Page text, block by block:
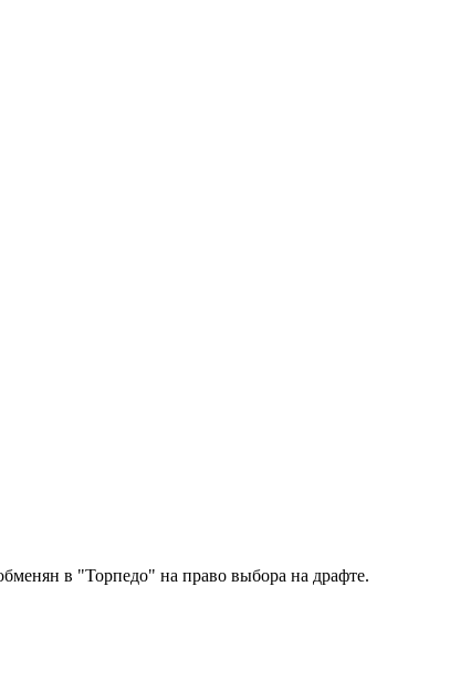
в "Торпедо" на право выбора на драфте.